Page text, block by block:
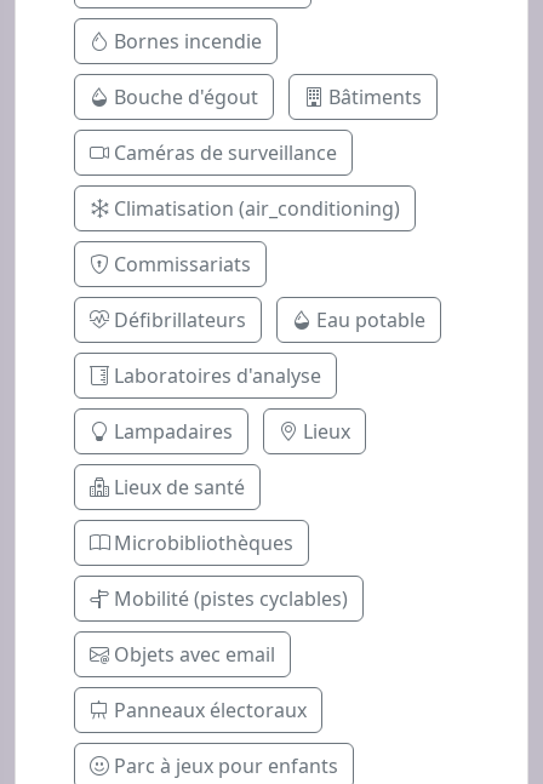
Bornes incendie
Bouche d'égout Bâtiments
Caméras de surveillance
Climatisation (air_conditioning)
Commissariats
Défibrillateurs Eau potable
Laboratoires d'analyse
Lampadaires Lieux
Lieux de santé
Microbibliothèques
Mobilité (pistes cyclables)
Objets avec email
Panneaux électoraux
Parc à jeux pour enfants